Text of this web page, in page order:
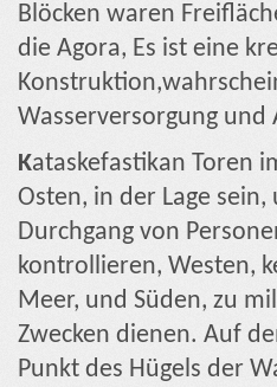
Blöcken waren
die Agora, Es ist eine
Wasserversorgung und
Kataskefastikan Toren
Osten, in der Lage sein,
Durchgang von
kontrollieren, Westen,
Meer, und Süden, zu
Zwecken dienen. Auf
Punkt des Hügels der